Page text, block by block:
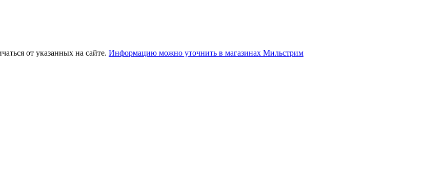
от указанных на сайте. Информацию можно уточнить в магазинах Мильстрим